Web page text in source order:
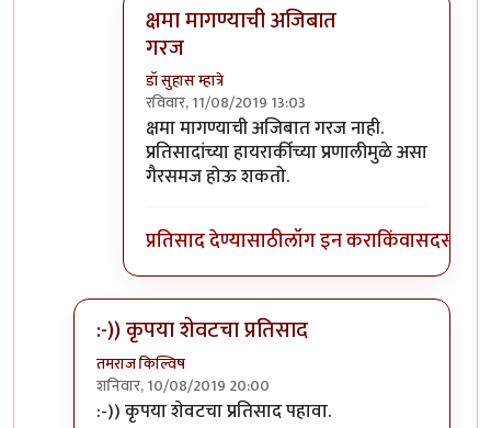
क्षमा मागण्याची अजिबात
गरज
डॉ सुहास म्हात्रे
रविवार, 11/08/2019 13:03
In reply toहोयbyजॉनविक्क
क्षमा मागण्याची अजिबात गरज नाही.
प्रतिसादांच्या हायरार्कीच्या प्रणालीमुळे असा
गैरसमज होऊ शकतो.
प्रतिसाद देण्यासाठीलॉग इन कराकिंवासदस्य व्हा
:-)) कृपया शेवटचा प्रतिसाद
तमराज किल्विष
शनिवार, 10/08/2019 20:00
In reply toगीता मला फार आवडायची. खूप
:-)) कृपया शेवटचा प्रतिसाद पहावा.